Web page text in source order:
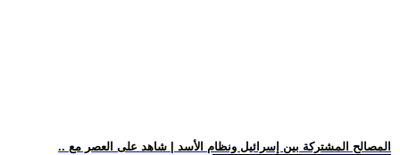
.. المصالح المشتركة بين إسرائيل ونظام الأسد | شاهد على العصر مع